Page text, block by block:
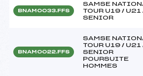
BNAM0033.FFS
SAMSE
TOUR U19 / U21
SENIOR
BNAM0022.FFS
SAMSE
TOUR U19 / U21
SENIOR
POURSUITE
HOMMES